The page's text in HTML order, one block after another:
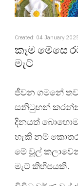
Created: 04 January
කෑම මේසෙ
මැට්
ජීවන ගමනේ
සනිටුහන්
දිනයත් බොහොම
හැකි නම්
මේ වූල්
මැට් කිහිපයකි.